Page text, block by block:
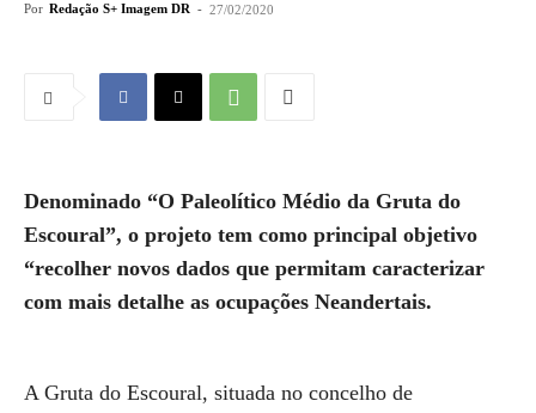
Por Redação S+ Imagem DR - 27/02/2020
Denominado “O Paleolítico Médio da Gruta do
Escoural”, o projeto tem como principal objetivo
“recolher novos dados que permitam caracterizar
com mais detalhe as ocupações Neandertais.
A Gruta do Escoural, situada no concelho de